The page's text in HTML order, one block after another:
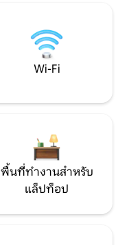
Wi-Fi
พื้นที่ทำงานสำหรับ
แล็ปท็อป